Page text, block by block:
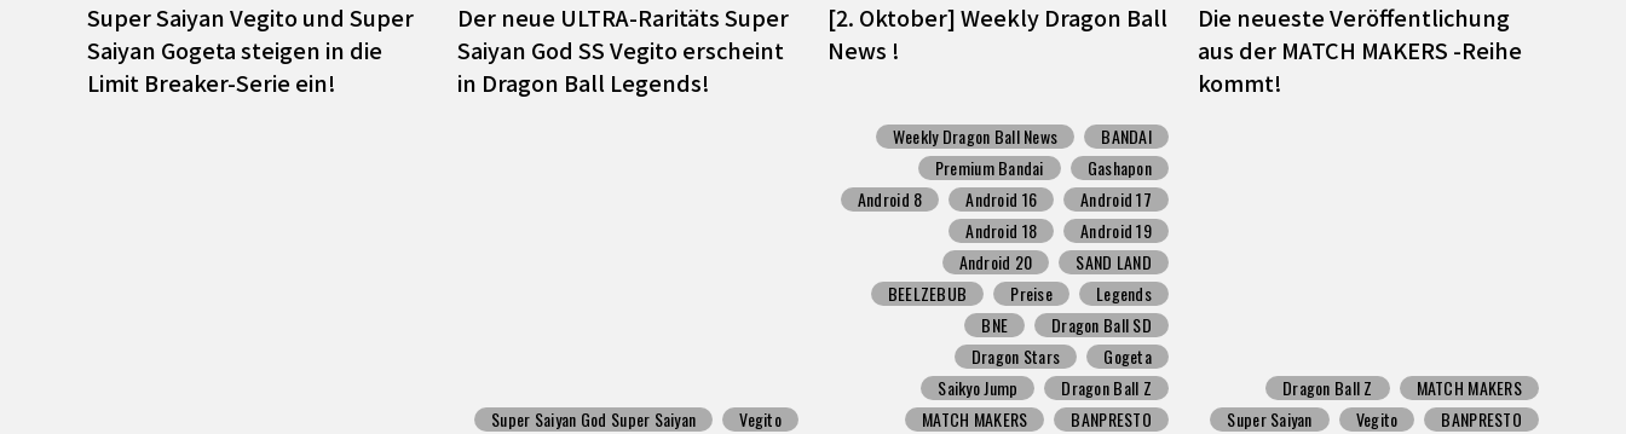
Super Saiyan Vegito und Super
Saiyan Gogeta steigen in die
Limit Breaker-Serie ein!
Der neue ULTRA-Raritäts Super
Saiyan God SS Vegito erscheint
in Dragon Ball Legends!
Super Saiyan God Super Saiyan
Vegito
[2. Oktober] Weekly Dragon Ball
News !
Weekly Dragon Ball News
BANDAI
Premium Bandai
Gashapon
Android 8
Android 16
Android 17
Android 18
Android 19
Android 20
SAND LAND
BEELZEBUB
Preise
Legends
BNE
Dragon Ball SD
Dragon Stars
Gogeta
Saikyo Jump
Dragon Ball Z
MATCH MAKERS
BANPRESTO
Die neueste Veröffentlichung
aus der MATCH MAKERS -Reihe
kommt!
Dragon Ball Z
MATCH MAKERS
Super Saiyan
Vegito
BANPRESTO